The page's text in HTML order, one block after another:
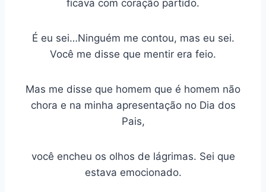
ficava com coração partido.
É eu sei…Ninguém me contou, mas eu sei.
Você me disse que mentir era feio.
Mas me disse que homem que é homem não
chora e na minha apresentação no Dia dos
Pais,
você encheu os olhos de lágrimas. Sei que
estava emocionado.